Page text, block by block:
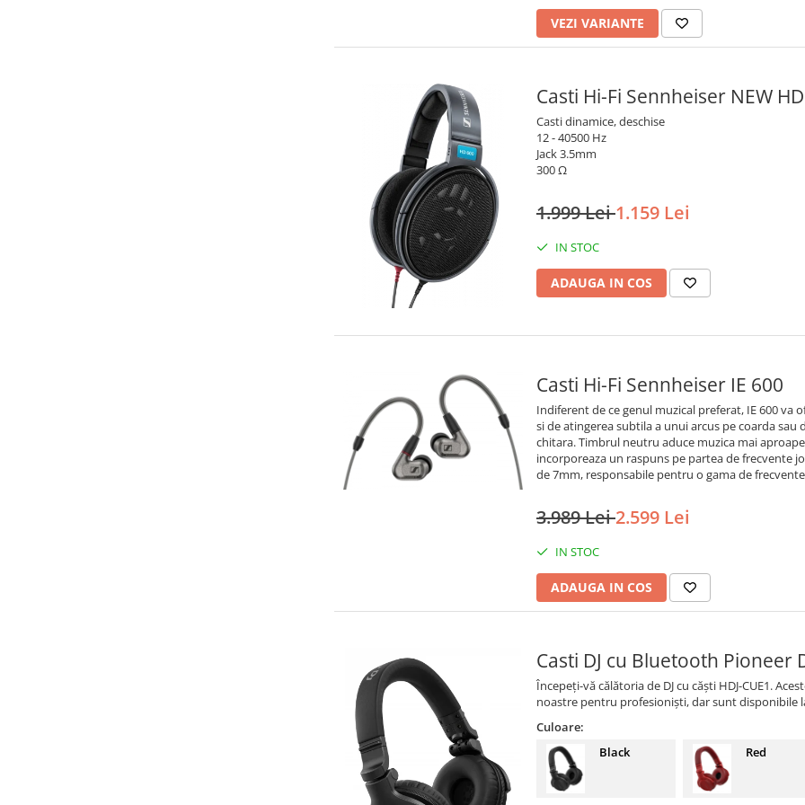
VEZI VARIANTE
Casti Hi-Fi Sennheiser NEW
Casti dinamice, deschise
12 - 40500 Hz
Jack 3.5mm
300 Ω
1.999 Lei1.159 Lei
IN STOC
ADAUGA IN COS
Casti Hi-Fi Sennheiser IE 600
Indiferent de ce genul muzical preferat, IE 600
si de atingerea subtila a unui arcus pe coarda
chitara. Timbrul neutru aduce muzica mai
incorporeaza un raspuns pe partea de frecvente
de 7mm, responsabile pentru o gama de
3.989 Lei2.599 Lei
IN STOC
ADAUGA IN COS
Casti DJ cu Bluetooth Pioneer
Începeți-vă călătoria de DJ cu căști HDJ-CUE1.
noastre pentru profesioniști, dar sunt disponibile
Culoare:
Black
Red